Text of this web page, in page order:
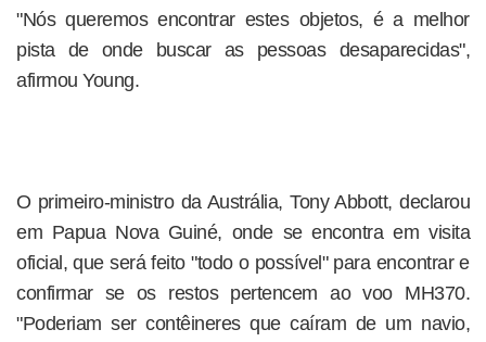
"Nós queremos encontrar estes objetos, é a melhor
pista de onde buscar as pessoas desaparecidas",
afirmou Young.
O primeiro-ministro da Austrália, Tony Abbott, declarou
em Papua Nova Guiné, onde se encontra em visita
oficial, que será feito "todo o possível" para encontrar e
confirmar se os restos pertencem ao voo MH370.
"Poderiam ser contêineres que caíram de um navio,